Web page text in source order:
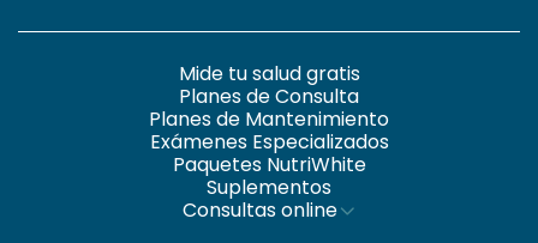
Mide tu salud gratis
Planes de Consulta
Planes de Mantenimiento
Exámenes Especializados
Paquetes NutriWhite
Suplementos
Consultas online